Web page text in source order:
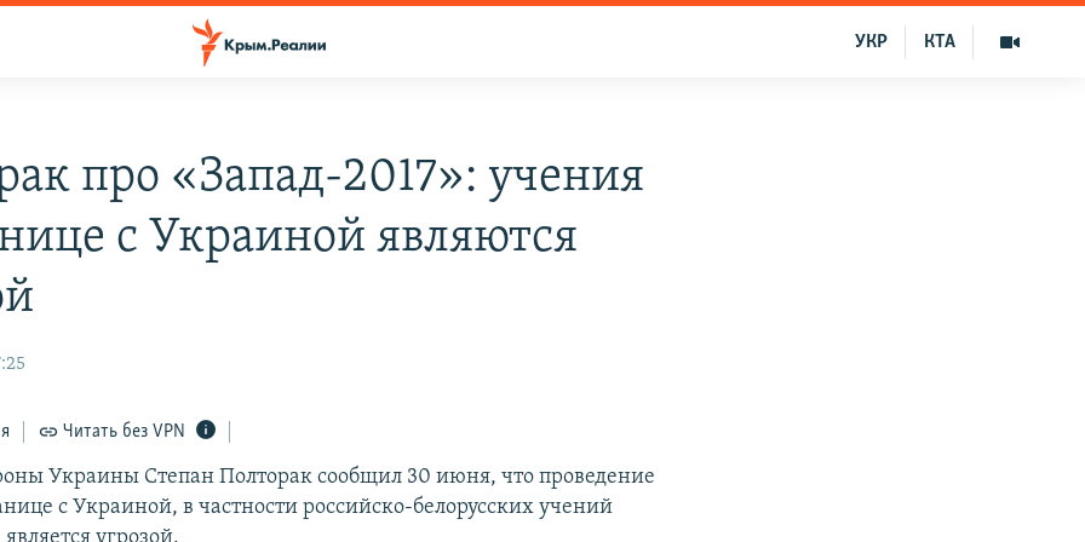
КТА
УКР
про «Запад-2017»: учения
с Украиной являются
Читать без VPN
Украины Степан Полторак сообщил 30 июня, что проведение
с Украиной, в частности российско-белорусских учений